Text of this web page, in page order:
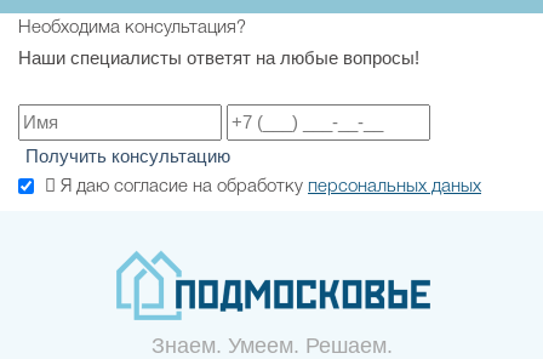
Необходима консультация?
Наши специалисты ответят на любые вопросы!
Получить консультацию
Я даю согласие на обработку персональных даных
Знаем. Умеем. Решаем.